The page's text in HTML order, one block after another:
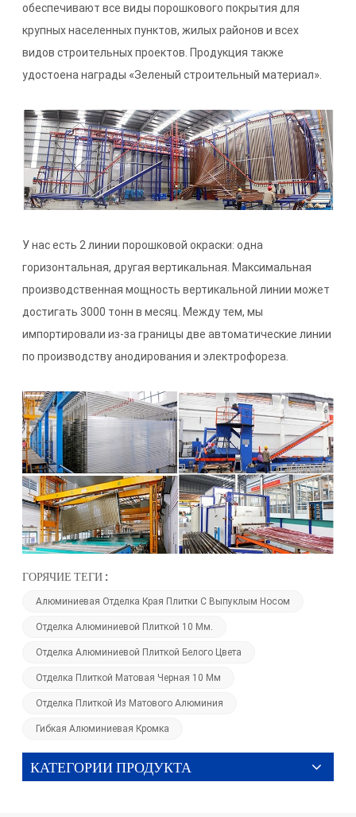
обеспечивают все виды порошкового покрытия для
крупных населенных пунктов, жилых районов и всех
видов строительных проектов. Продукция также
удостоена награды «Зеленый строительный материал».
У нас есть 2 линии порошковой окраски: одна
горизонтальная, другая вертикальная. Максимальная
производственная мощность вертикальной линии может
достигать 3000 тонн в месяц. Между тем, мы
импортировали из-за границы две автоматические линии
по производству анодирования и электрофореза.
ГОРЯЧИЕ ТЕГИ :
Алюминиевая Отделка Края Плитки С Выпуклым Носом
Отделка Алюминиевой Плиткой 10 Мм.
Отделка Алюминиевой Плиткой Белого Цвета
Отделка Плиткой Матовая Черная 10 Мм
Отделка Плиткой Из Матового Алюминия
Гибкая Алюминиевая Кромка
КАТЕГОРИИ ПРОДУКТА